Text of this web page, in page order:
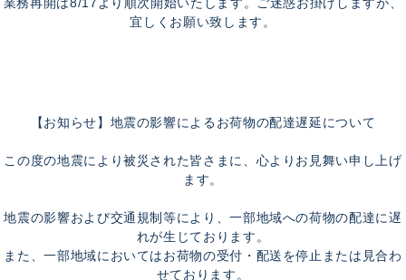
宜しくお願い致します。
【お知らせ】地震の影響によるお荷物の配達遅延について
この度の地震により被災された皆さまに、心よりお見舞い申し上げ
ます。
地震の影響および交通規制等により、一部地域への荷物の配達に遅
れが生じております。
また、一部地域においてはお荷物の受付・配送を停止または見合わ
せております。